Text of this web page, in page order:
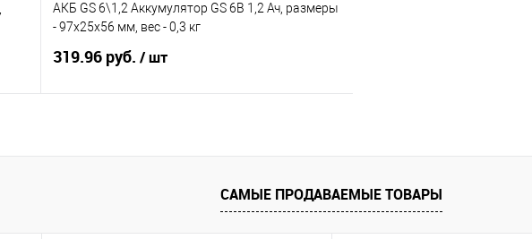
АКБ GS 6\1,2 Аккумулятор GS 6В 1,2 Ач, размеры
- 97х25х56 мм, вес - 0,3 кг
319.96 руб. / шт
3
САМЫЕ ПРОДАВАЕМЫЕ ТОВАРЫ